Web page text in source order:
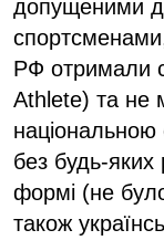
допущеними
спортсменами,
РФ отримали
Athlete) та не
без будь-яких
формі (не
також